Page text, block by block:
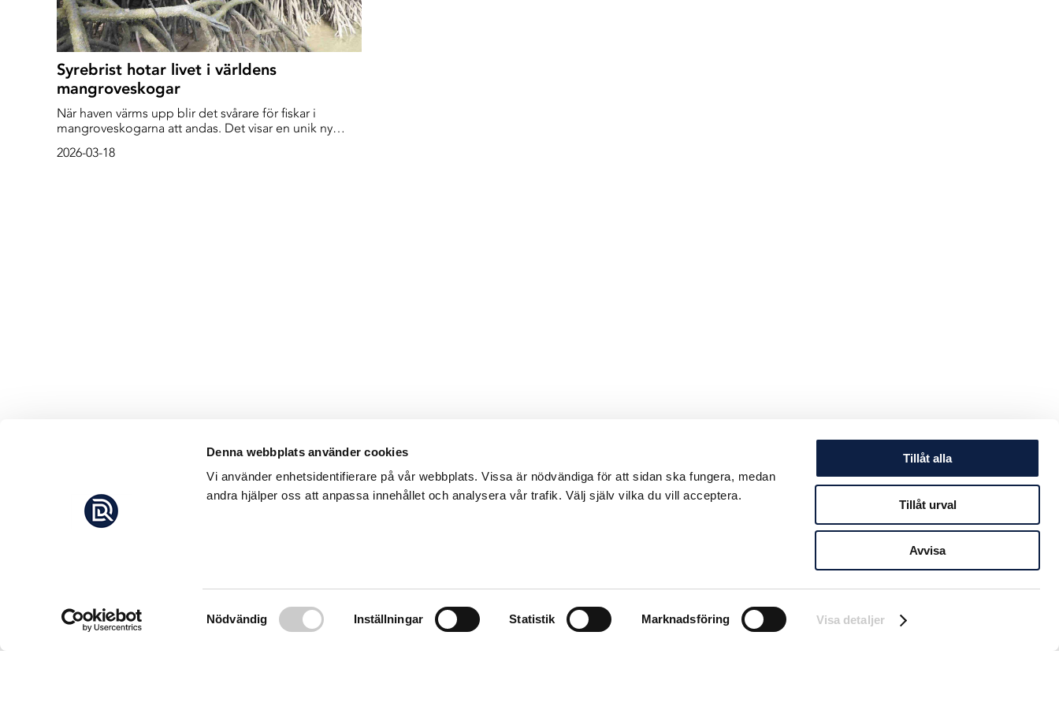
Denna webbplats använder cookies
Vi använder enhetsidentifierare på vår webbplats. Vissa är nödvändiga för att sidan ska fungera, medan
andra hjälper oss att anpassa innehållet och analysera vår trafik. Välj själv vilka du vill acceptera.
Samtyckesval
Nödvändig Inställningar Statistik Marknadsföring Visa detaljer
Tillåt alla
Tillåt urval
Avvisa
Syrebrist hotar livet i världens
mangroveskogar
När haven värms upp blir det svårare för fiskar i
mangroveskogarna att andas. Det visar en unik ny
system kommer förhållandena bli så extrema att bara
2026-03-18